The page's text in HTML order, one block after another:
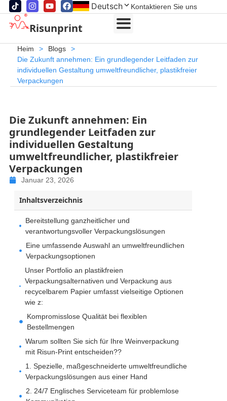
Deutsch Kontaktieren Sie uns
Risunprint
Heim > Blogs
>
Die Zukunft annehmen: Ein grundlegender Leitfaden zur
individuellen Gestaltung umweltfreundlicher, plastikfreier
Verpackungen
Die Zukunft annehmen: Ein
grundlegender Leitfaden zur
individuellen Gestaltung
umweltfreundlicher, plastikfreier
Verpackungen
Januar 23, 2026
Inhaltsverzeichnis
Bereitstellung ganzheitlicher und
verantwortungsvoller Verpackungslösungen
Eine umfassende Auswahl an umweltfreundlichen
Verpackungsoptionen
Unser Portfolio an plastikfreien
Verpackungsalternativen und Verpackung aus
recycelbarem Papier umfasst vielseitige Optionen
wie z:
Kompromisslose Qualität bei flexiblen
Bestellmengen
Warum sollten Sie sich für Ihre Weinverpackung
mit Risun-Print entscheiden??
1. Spezielle, maßgeschneiderte umweltfreundliche
Verpackungslösungen aus einer Hand
2. 24/7 Englisches Serviceteam für problemlose